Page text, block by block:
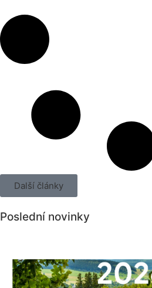
Další články
Poslední novinky